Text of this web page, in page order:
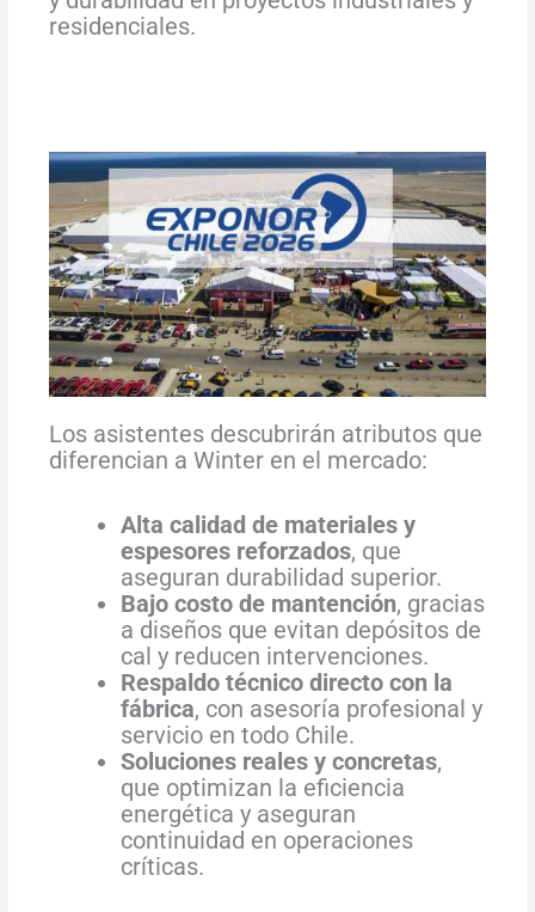
residenciales.
Los asistentes descubrirán atributos que
diferencian a Winter en el mercado:
Alta calidad de materiales y
espesores reforzados, que
aseguran durabilidad superior.
Bajo costo de mantención, gracias
a diseños que evitan depósitos de
cal y reducen intervenciones.
Respaldo técnico directo con la
fábrica, con asesoría profesional y
servicio en todo Chile.
Soluciones reales y concretas,
que optimizan la eficiencia
energética y aseguran
continuidad en operaciones
críticas.